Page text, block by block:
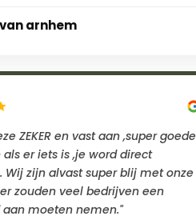
arnhem
ZEKER en vast aan ,super goede
als er iets is ,je word direct
Wij zijn alvast super blij met onze
zouden veel bedrijven een
moeten nemen."